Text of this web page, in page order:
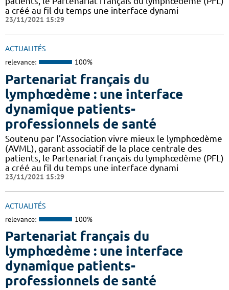
a créé au fil du temps une interface dynami
23/11/2021 15:29
ACTUALITÉS
relevance: 100%
Partenariat français du
lymphœdème : une interface
dynamique patients-
professionnels de santé
Soutenu par l’Association vivre mieux le lymphœdème
(AVML), garant associatif de la place centrale des
patients, le Partenariat français du lymphœdème (PFL)
a créé au fil du temps une interface dynami
23/11/2021 15:29
ACTUALITÉS
relevance: 100%
Partenariat français du
lymphœdème : une interface
dynamique patients-
professionnels de santé